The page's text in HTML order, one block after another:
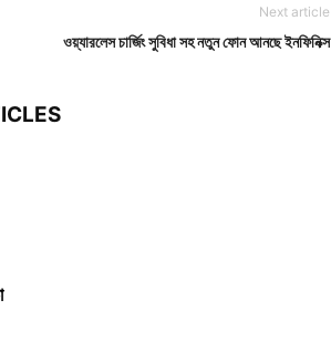
Next article
ওয়্যারলেস চার্জিং সুবিধা সহ নতুন ফোন আনছে ইনফিনিক্স